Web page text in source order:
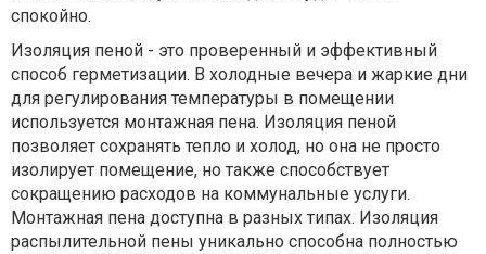
спокойно.
Изоляция пеной - это проверенный и эффективный
способ герметизации. В холодные вечера и жаркие дни
для регулирования температуры в помещении
используется монтажная пена. Изоляция пеной
позволяет сохранять тепло и холод, но она не просто
изолирует помещение, но также способствует
сокращению расходов на коммунальные услуги.
Монтажная пена доступна в разных типах. Изоляция
распылительной пены уникально способна полностью